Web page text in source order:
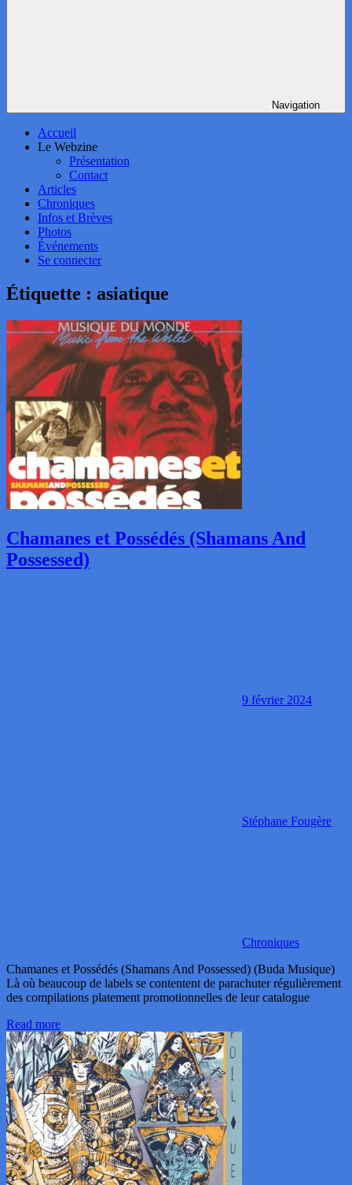
Navigation
Accueil
Le Webzine
Présentation
Contact
Articles
Chroniques
Infos et Brèves
Photos
Événements
Se connecter
Étiquette : asiatique
Chamanes et Possédés (Shamans And
Possessed)
9 février 2024
Stéphane Fougère
Chroniques
Chamanes et Possédés (Shamans And Possessed) (Buda Musique)
Là où beaucoup de labels se contentent de parachuter régulièrement
des compilations platement promotionnelles de leur catalogue
Read more